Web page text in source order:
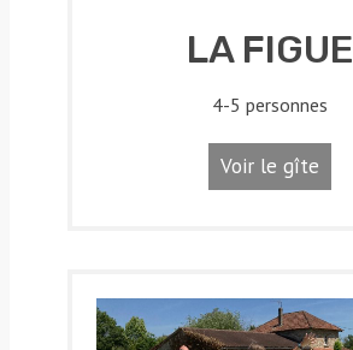
LA FIGUE
4-5 personnes
Voir le gîte